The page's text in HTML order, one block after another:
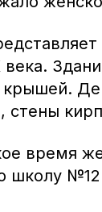
века.
крышей.
стены
время
школу